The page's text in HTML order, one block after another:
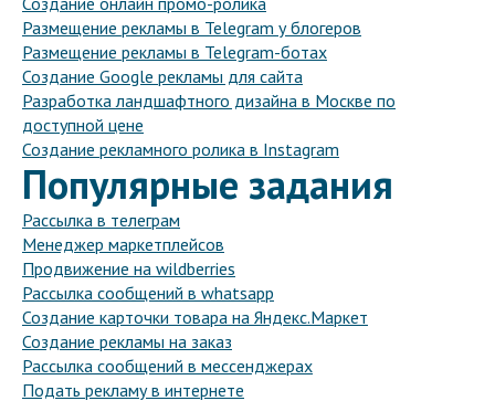
Размещение рекламы в Telegram у блогеров
Размещение рекламы в Telegram-ботах
Создание Google рекламы для сайта
Разработка ландшафтного дизайна в Москве по
доступной цене
Создание рекламного ролика в Instagram
Популярные задания
Рассылка в телеграм
Менеджер маркетплейсов
Продвижение на wildberries
Рассылка сообщений в whatsapp
Создание карточки товара на Яндекс.Маркет
Создание рекламы на заказ
Рассылка сообщений в мессенджерах
Подать рекламу в интернете